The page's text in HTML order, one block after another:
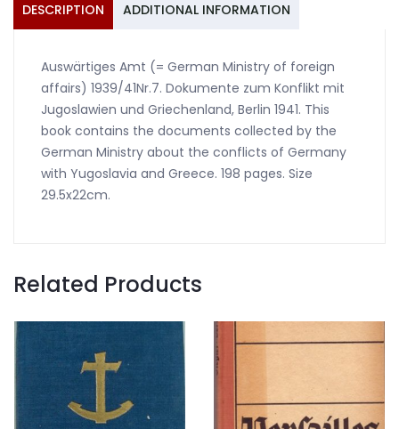
DESCRIPTION ADDITIONAL INFORMATION
Auswärtiges Amt (= German Ministry of foreign
affairs) 1939/41Nr.7. Dokumente zum Konflikt mit
Jugoslawien und Griechenland, Berlin 1941. This
book contains the documents collected by the
German Ministry about the conflicts of Germany
with Yugoslavia and Greece. 198 pages. Size
29.5x22cm.
Related Products